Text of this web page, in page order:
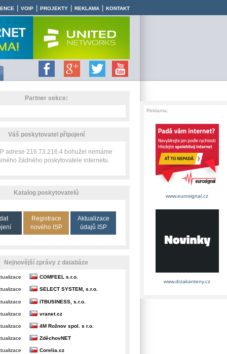
VOIP PROJEKTY REKLAMA KONTAKT
Partner sekce:
Váš poskytovatel připojení
adrese 216.73.216.4 bohužel nemáme
žádného poskytovatele internetu.
Katalog poskytovatelů
Registrace
nového ISP
Aktualizace
údajů ISP
Nejnovější zprávy z databáze
COMFEEL s.r.o.
SELECT SYSTEM, s.r.o.
ITBUSINESS, s.r.o.
vranet.cz
4M Rožnov spol. s r.o.
ZděchovNET
Corelia.cz
Reklama:
www.eurosignal.cz
www.drzakanteny.cz